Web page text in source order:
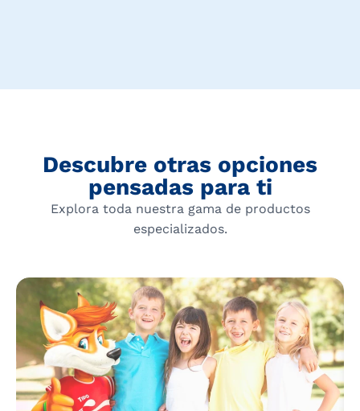
Descubre otras opciones
pensadas para ti
Explora toda nuestra gama de productos
especializados.